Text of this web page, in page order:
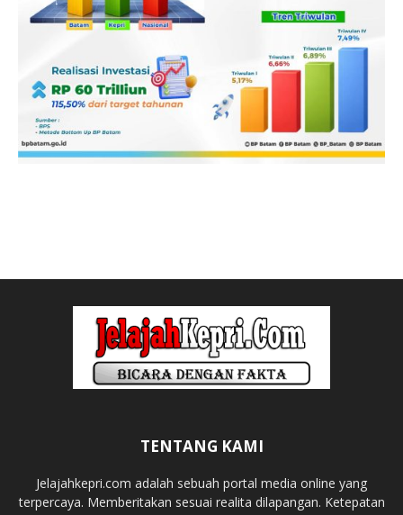
TENTANG KAMI
Jelajahkepri.com adalah sebuah portal media online yang
terpercaya. Memberitakan sesuai realita dilapangan. Ketepatan